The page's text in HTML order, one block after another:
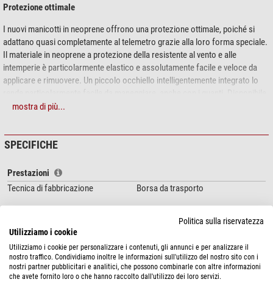
Protezione ottimale
I nuovi manicotti in neoprene offrono una protezione ottimale, poiché si
adattano quasi completamente al telemetro grazie alla loro forma speciale.
Il materiale in neoprene a protezione della resistente al vento e alle
intemperie è particolarmente elastico e assolutamente facile e veloce da
applicare e rimuovere. Un piccolo occhiello intelligentemente integrato lo
in quattro misure e quattro colori. Tutti i prodotti in neoprene di Leica
qualità "Made in Germany".
L'llustrazione differisce: il telemetro non è incluso.
mostra di più...
SPECIFICHE
Prestazioni
Tecnica di fabbricazione
Borsa da trasporto
Colore
SICUREZZA DEL PRODOTTO
Politica sulla riservatezza
Utilizziamo i cookie
Utilizziamo i cookie per personalizzare i contenuti, gli annunci e per analizzare il
nostro traffico. Condividiamo inoltre le informazioni sull'utilizzo del nostro sito con i
nostri partner pubblicitari e analitici, che possono combinarle con altre informazioni
che avete fornito loro o che hanno raccolto dall'utilizzo dei loro servizi.